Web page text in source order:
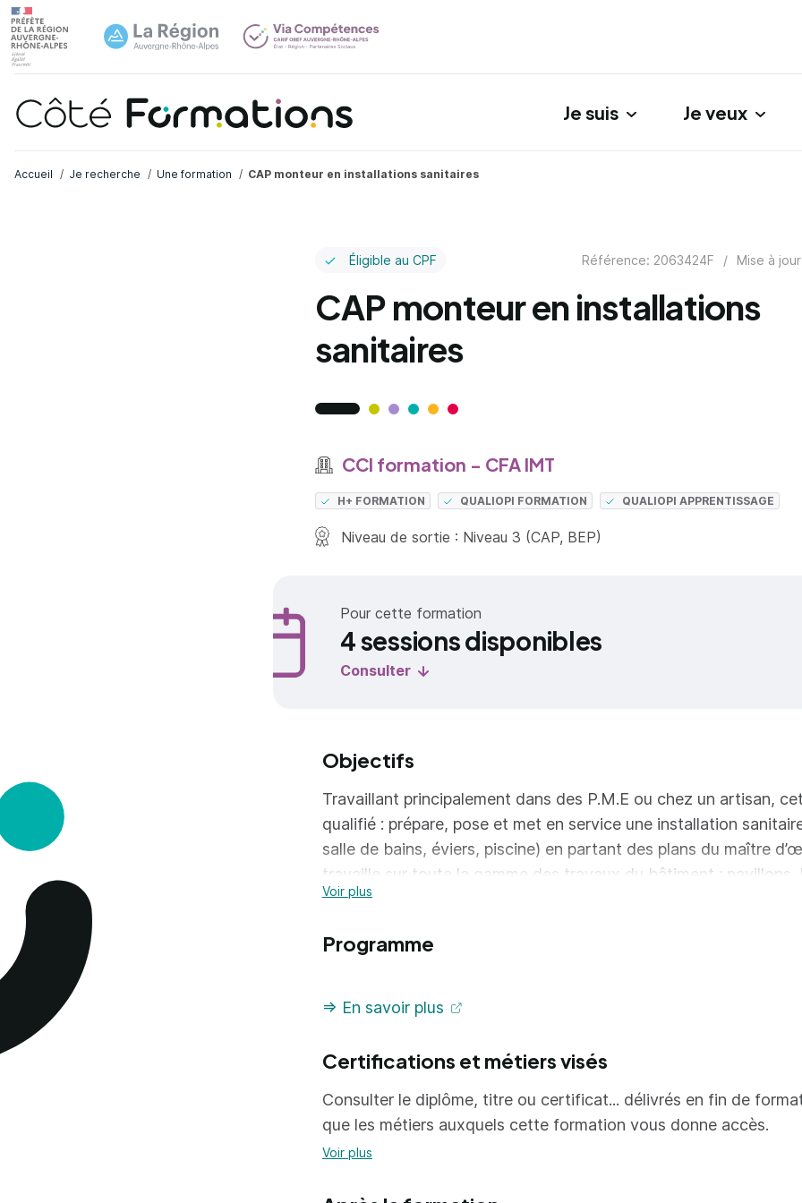
Je suis Je veux
Accueil Je recherche Une formation CAP monteur en installations sanitaires
Éligible au CPF Référence: 2063424F / Mise à
CAP monteur en installations
sanitaires
CCI formation - CFA IMT
H+ FORMATION QUALIOPI FORMATION QUALIOPI APPRENTISSAGE
Niveau de sortie : Niveau 3 (CAP, BEP)
Pour cette formation
4 sessions disponibles
Consulter
Objectifs
Travaillant principalement dans des P.M.E ou chez un artisan,
qualifié : prépare, pose et met en service une installation
salle de bains, éviers, piscine) en partant des plans du maître
travaille sur toute la gamme des travaux du bâtiment : pavillons,
neufs ou anciens, locaux industriels...; effectue des remises en
Voir plus
Programme
=> En savoir plus
Certifications et métiers visés
Consulter le diplôme, titre ou certificat... délivrés en fin de
que les métiers auxquels cette formation vous donne accès.
Voir plus